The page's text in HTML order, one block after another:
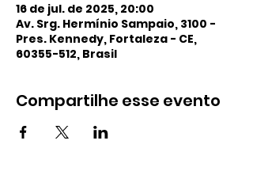
16 de jul. de 2025, 20:00
Av. Srg. Hermínio Sampaio, 3100 -
Pres. Kennedy, Fortaleza - CE,
60355-512, Brasil
Compartilhe esse evento